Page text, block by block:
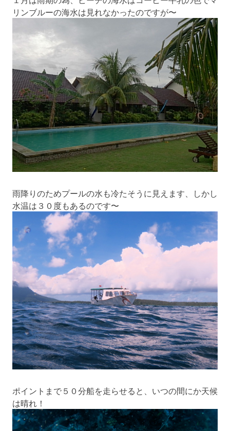
リンブルーの海水は見れなかったのですが〜
雨降りのためプールの水も冷たそうに見えます、しかし
水温は３０度もあるのです〜
ポイントまで５０分船を走らせると、いつの間にか天候
は晴れ！